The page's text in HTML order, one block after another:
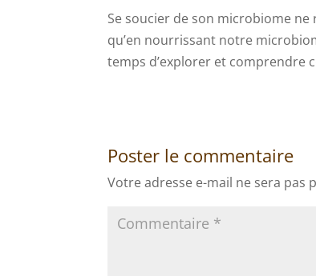
Se soucier de son microbiome
qu’en nourrissant notre
temps d’explorer et comprendre
Poster le commentaire
Votre adresse e-mail ne sera pas